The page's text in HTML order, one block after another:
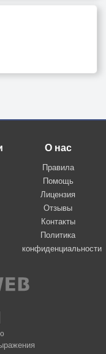
О нас
Правила
Помощь
Лицензия
Отзывы
Контакты
Политика
конфиденциальности